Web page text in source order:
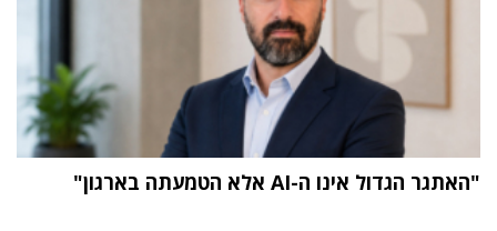
"האתגר הגדול אינו ה-AI אלא הטמעתה בארגון"